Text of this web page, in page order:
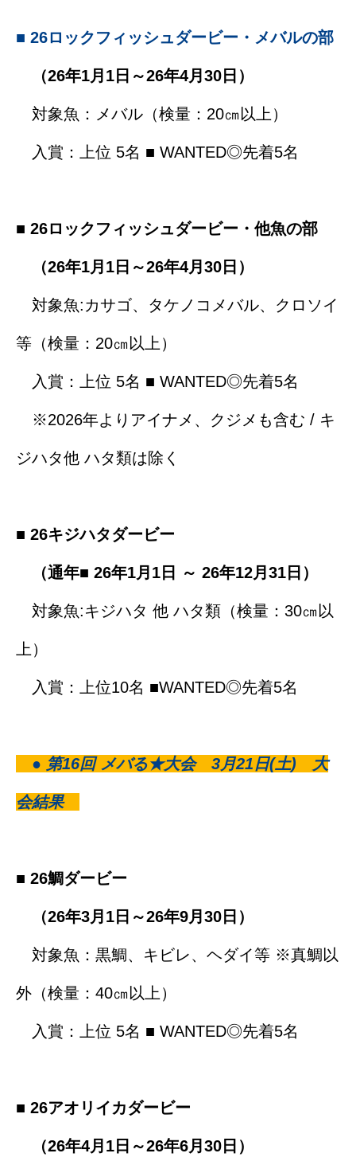
■ 26ロックフィッシュダービー・メバルの部
（26年1月1日～26年4月30日）
対象魚：メバル（検量：20㎝以上）
入賞：上位 5名 ■ WANTED◎先着5名
■ 26ロックフィッシュダービー・他魚の部
（26年1月1日～26年4月30日）
対象魚:カサゴ、タケノコメバル、クロソイ
等（検量：20㎝以上）
入賞：上位 5名 ■ WANTED◎先着5名
※2026年よりアイナメ、クジメも含む / キ
ジハタ他 ハタ類は除く
■ 26キジハタダービー
（通年■ 26年1月1日 ～ 26年12月31日）
対象魚:キジハタ 他 ハタ類（検量：30㎝以
上）
入賞：上位10名 ■WANTED◎先着5名
● 第16回 メバる★大会 3月21日(土) 大
会結果
■ 26鯛ダービー
（26年3月1日～26年9月30日）
対象魚：黒鯛、キビレ、ヘダイ等 ※真鯛以
外（検量：40㎝以上）
入賞：上位 5名 ■ WANTED◎先着5名
■ 26アオリイカダービー
（26年4月1日～26年6月30日）